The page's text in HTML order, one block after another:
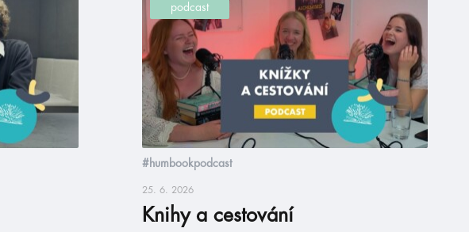
podcast
#humbookpodcast
25. 6. 2026
Knihy a cestování